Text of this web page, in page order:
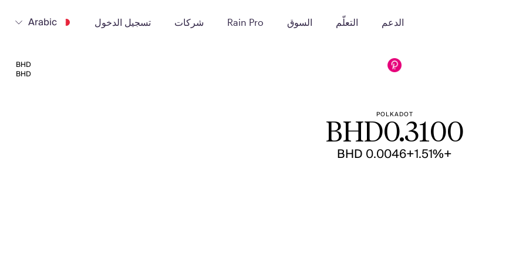
الدعم التعلّم السوق Rain Pro شركات تسجيل الدخول Arabic
BHD
BHD
POLKADOT
BHD0.3100
+1.51%
+BHD 0.0046